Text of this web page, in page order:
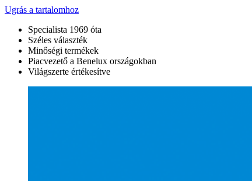
Ugrás a tartalomhoz
Specialista 1969 óta
Széles választék
Minőségi termékek
Piacvezető a Benelux országokban
Világszerte értékesítve